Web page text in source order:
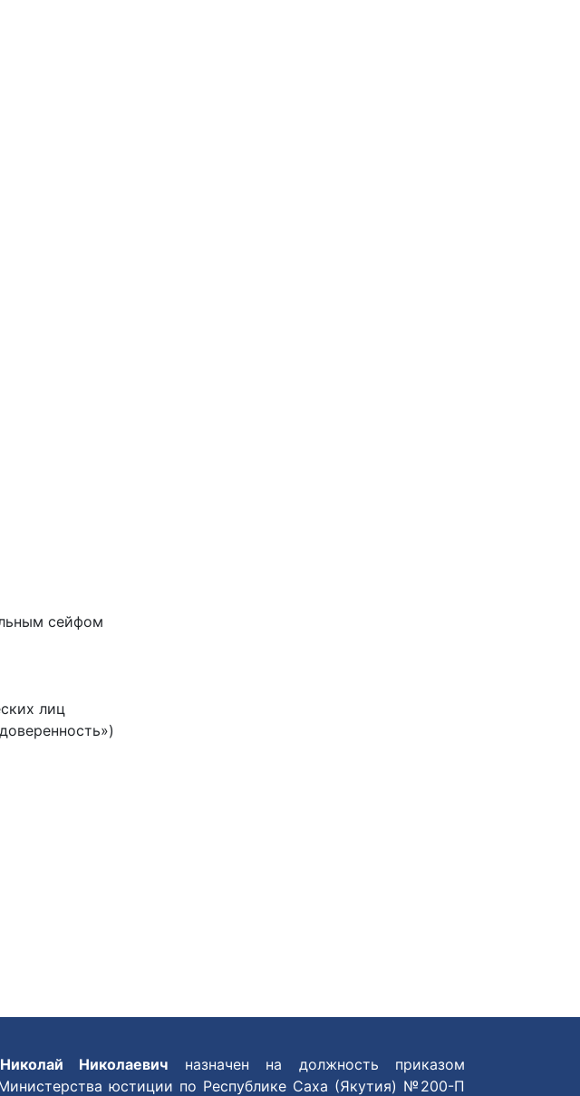
сейфом
лиц
Николаевич назначен на должность приказом
Министерства юстиции по Республике Саха (Якутия) №200-П